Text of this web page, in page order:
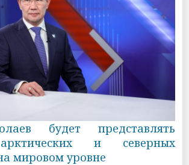
будет представлять
и северных
мировом уровне